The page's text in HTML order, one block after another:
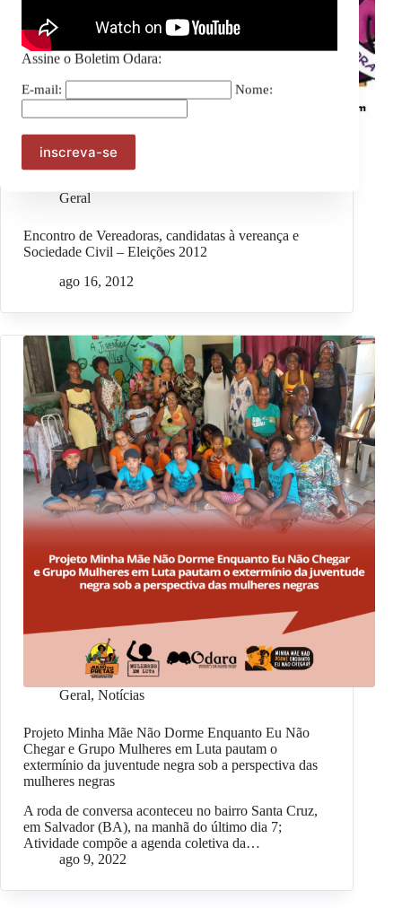
Assine o Boletim Odara:
E-mail: Nome:
Geral
Encontro de Vereadoras, candidatas à vereança e
Sociedade Civil – Eleições 2012
ago 16, 2012
Geral, Notícias
Projeto Minha Mãe Não Dorme Enquanto Eu Não
Chegar e Grupo Mulheres em Luta pautam o
extermínio da juventude negra sob a perspectiva das
mulheres negras
A roda de conversa aconteceu no bairro Santa Cruz,
em Salvador (BA), na manhã do último dia 7;
Atividade compõe a agenda coletiva da…
ago 9, 2022